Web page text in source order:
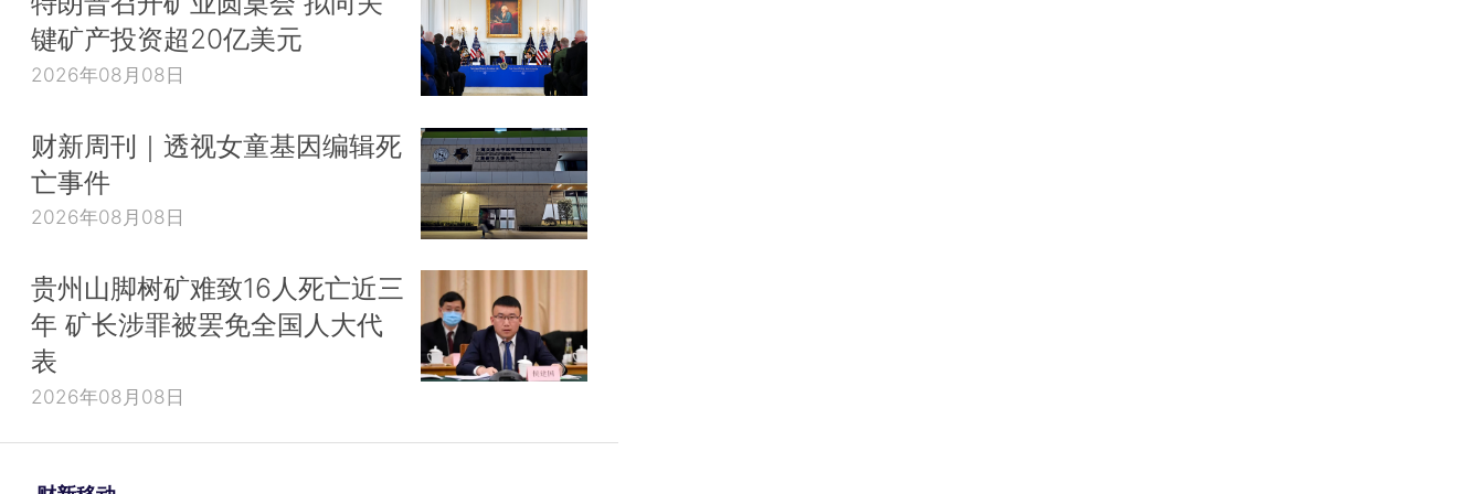
键矿产投资超20亿美元
2026年08月08日
财新周刊｜透视女童基因编辑死
亡事件
2026年08月08日
贵州山脚树矿难致16人死亡近三
年 矿长涉罪被罢免全国人大代
表
2026年08月08日